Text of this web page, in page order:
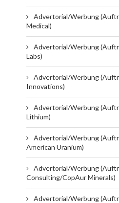
Advertorial/Werbung
Medical)
Advertorial/Werbung
Labs)
Advertorial/Werbung
Innovations)
Advertorial/Werbung
Lithium)
Advertorial/Werbung
American Uranium)
Advertorial/Werbung
Consulting/CopAur Minerals)
Advertorial/Werbung